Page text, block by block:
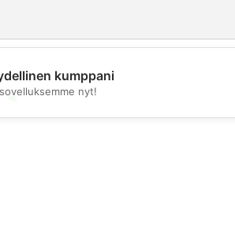
💖
kumppani
nyt!